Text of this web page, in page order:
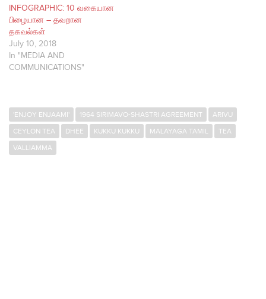
INFOGRAPHIC: 10 வகையான
பிழையான – தவறான
தகவல்கள்
July 10, 2018
In "MEDIA AND
COMMUNICATIONS"
'ENJOY ENJAAMI' 1964 SIRIMAVO-SHASTRI AGREEMENT
ARIVU
CEYLON TEA
DHEE KUKKU KUKKU MALAYAGA TAMIL
TEA
VALLIAMMA